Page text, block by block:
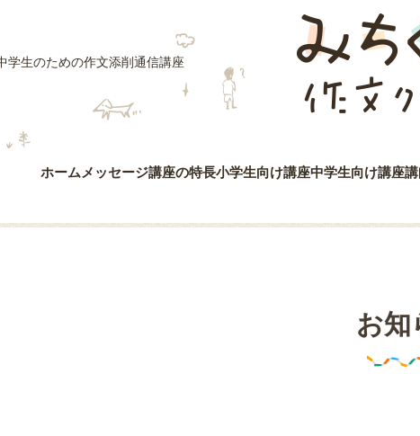
学生のための作文添削通信講座
ホーム メッセージ講座の特長小学生向け講座中学生向け講座
お知